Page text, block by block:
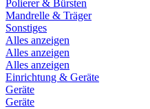
Polierer & Bürsten
Mandrelle & Träger
Sonstiges
Alles anzeigen
Alles anzeigen
Alles anzeigen
Einrichtung & Geräte
Geräte
Geräte